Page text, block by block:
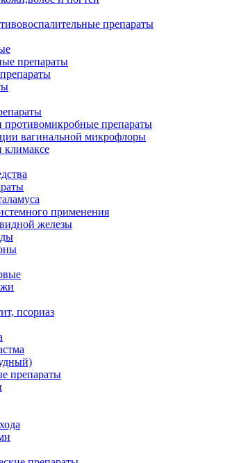
препараты
препараты
противомикробные препараты
вагинальной микрофлоры
климаксе
применения
железы
псориаз
препараты